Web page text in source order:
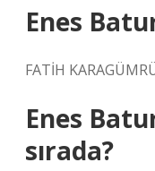
Enes
FATİH
Enes
sırada?